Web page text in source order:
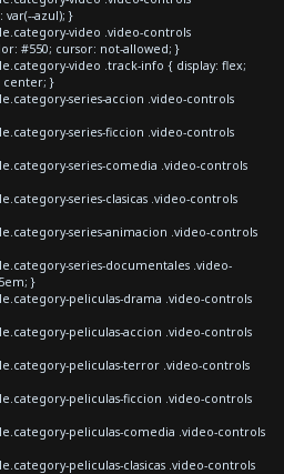
azul); }
video .video-controls
#550; cursor: not-allowed; }
video .track-info { display: flex;
center; }
series-accion .video-controls
series-ficcion .video-controls
series-comedia .video-controls
series-clasicas .video-controls
series-animacion .video-controls
series-documentales .video-
}
peliculas-drama .video-controls
peliculas-accion .video-controls
peliculas-terror .video-controls
peliculas-ficcion .video-controls
peliculas-comedia .video-controls
peliculas-clasicas .video-controls